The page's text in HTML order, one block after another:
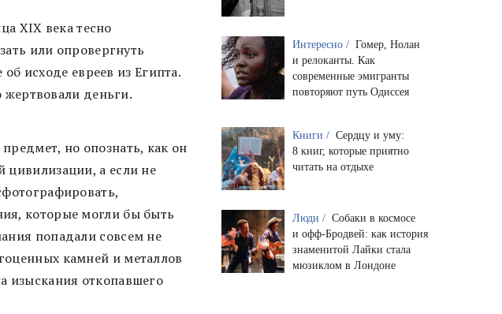
XIX века тесно
или опровергнуть
исходе евреев из Египта.
жертвовали деньги.
но опознать, как он
цивилизации, а если не
которые могли бы быть
попадали совсем не
камней и металлов
изыскания откопавшего
Интересно / Гомер, Нолан
и релоканты. Как
современные эмигранты
повторяют путь Одиссея
Книги / Сердцу и уму:
8 книг, которые приятно
читать на отдыхе
Люди / Собаки в космосе
и офф-Бродвей: как история
знаменитой Лайки стала
мюзиклом в Лондоне